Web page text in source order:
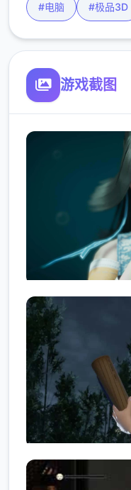
#电脑 #极品3D
游戏截图